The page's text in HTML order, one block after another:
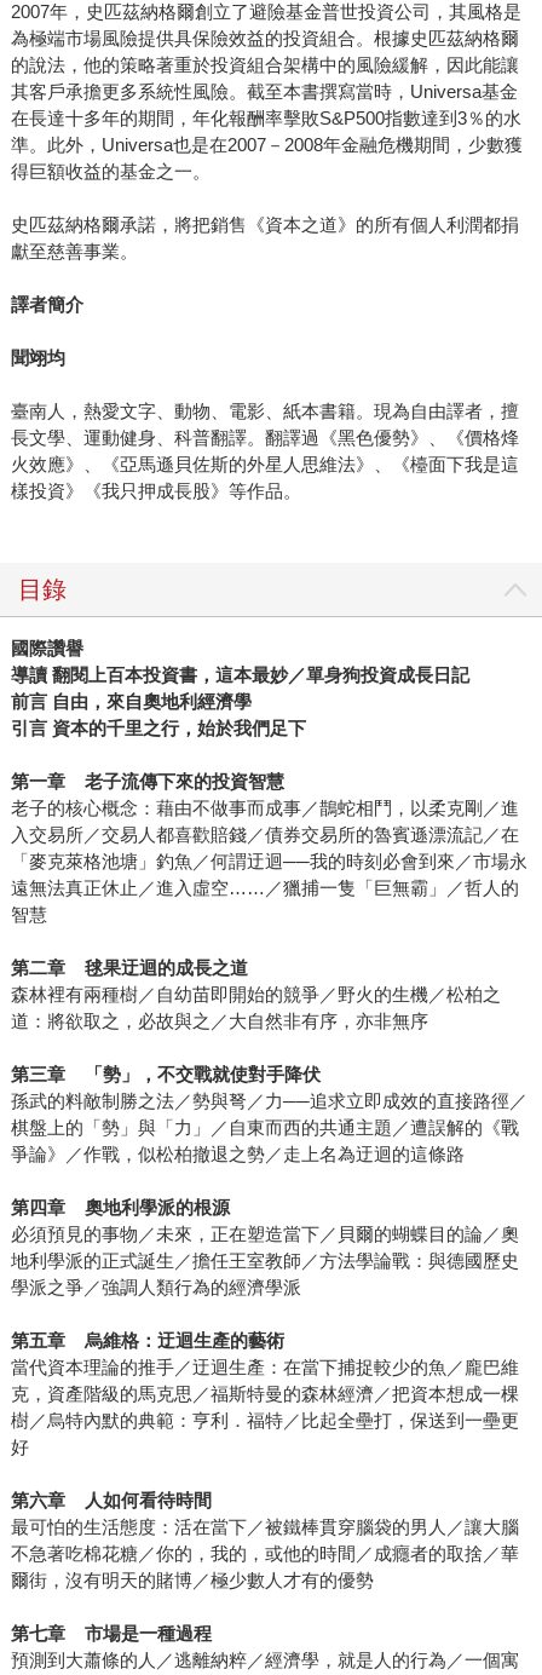
2007年，史匹茲納格爾創立了避險基金普世投資公司，其風格是
為極端市場風險提供具保險效益的投資組合。根據史匹茲納格爾
的說法，他的策略著重於投資組合架構中的風險緩解，因此能讓
其客戶承擔更多系統性風險。截至本書撰寫當時，Universa基金
在長達十多年的期間，年化報酬率擊敗S&P500指數達到3％的水
準。此外，Universa也是在2007－2008年金融危機期間，少數獲
得巨額收益的基金之一。
史匹茲納格爾承諾，將把銷售《資本之道》的所有個人利潤都捐
獻至慈善事業。
譯者簡介
聞翊均
臺南人，熱愛文字、動物、電影、紙本書籍。現為自由譯者，擅
長文學、運動健身、科普翻譯。翻譯過《黑色優勢》、《價格烽
火效應》、《亞馬遜貝佐斯的外星人思維法》、《檯面下我是這
樣投資》《我只押成長股》等作品。
目錄
國際讚譽
導讀 翻閱上百本投資書，這本最妙／單身狗投資成長日記
前言 自由，來自奧地利經濟學
引言 資本的千里之行，始於我們足下
第一章 老子流傳下來的投資智慧
老子的核心概念：藉由不做事而成事／鵲蛇相鬥，以柔克剛／進
入交易所／交易人都喜歡賠錢／債券交易所的魯賓遜漂流記／在
「麥克萊格池塘」釣魚／何謂迂迴──我的時刻必會到來／市場永
遠無法真正休止／進入虛空……／獵捕一隻「巨無霸」／哲人的
智慧
第二章 毬果迂迴的成長之道
森林裡有兩種樹／自幼苗即開始的競爭／野火的生機／松柏之
道：將欲取之，必故與之／大自然非有序，亦非無序
第三章 「勢」，不交戰就使對手降伏
孫武的料敵制勝之法／勢與弩／力──追求立即成效的直接路徑／
棋盤上的「勢」與「力」／自東而西的共通主題／遭誤解的《戰
爭論》／作戰，似松柏撤退之勢／走上名為迂迴的這條路
第四章 奧地利學派的根源
必須預見的事物／未來，正在塑造當下／貝爾的蝴蝶目的論／奧
地利學派的正式誕生／擔任王室教師／方法學論戰：與德國歷史
學派之爭／強調人類行為的經濟學派
第五章 烏維格：迂迴生產的藝術
當代資本理論的推手／迂迴生產：在當下捕捉較少的魚／龐巴維
克，資產階級的馬克思／福斯特曼的森林經濟／把資本想成一棵
樹／烏特內默的典範：亨利．福特／比起全壘打，保送到一壘更
好
第六章 人如何看待時間
最可怕的生活態度：活在當下／被鐵棒貫穿腦袋的男人／讓大腦
不急著吃棉花糖／你的，我的，或他的時間／成癮者的取捨／華
爾街，沒有明天的賭博／極少數人才有的優勢
第七章 市場是一種過程
預測到大蕭條的人／逃離納粹／經濟學，就是人的行為／一個寓